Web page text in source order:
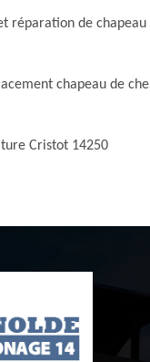
réparation de
chapeau de
Cristot 14250